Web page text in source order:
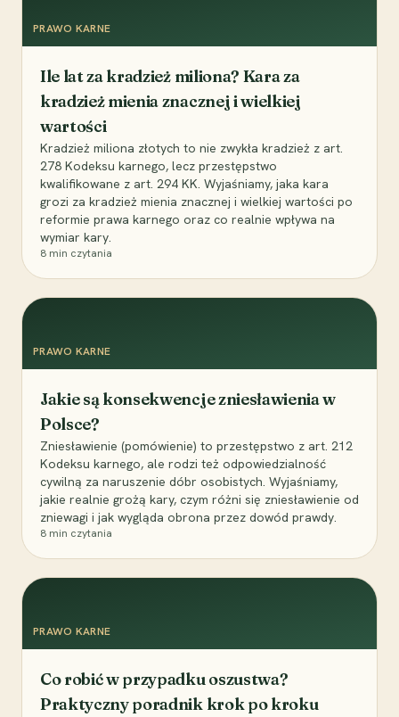
PRAWO KARNE
Ile lat za kradzież miliona? Kara za
kradzież mienia znacznej i wielkiej
wartości
Kradzież miliona złotych to nie zwykła kradzież z art.
278 Kodeksu karnego, lecz przestępstwo
kwalifikowane z art. 294 KK. Wyjaśniamy, jaka kara
grozi za kradzież mienia znacznej i wielkiej wartości po
reformie prawa karnego oraz co realnie wpływa na
wymiar kary.
8 min czytania
PRAWO KARNE
Jakie są konsekwencje zniesławienia w
Polsce?
Zniesławienie (pomówienie) to przestępstwo z art. 212
Kodeksu karnego, ale rodzi też odpowiedzialność
cywilną za naruszenie dóbr osobistych. Wyjaśniamy,
jakie realnie grożą kary, czym różni się zniesławienie od
zniewagi i jak wygląda obrona przez dowód prawdy.
8 min czytania
PRAWO KARNE
Co robić w przypadku oszustwa?
Praktyczny poradnik krok po kroku